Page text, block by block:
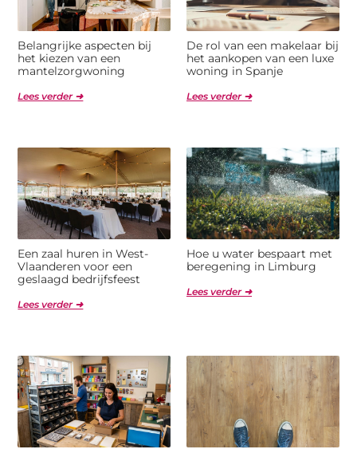
Belangrijke aspecten bij
het kiezen van een
mantelzorgwoning
Lees verder ➜
De rol van een makelaar bij
het aankopen van een luxe
woning in Spanje
Lees verder ➜
Een zaal huren in West-
Vlaanderen voor een
geslaagd bedrijfsfeest
Lees verder ➜
Hoe u water bespaart met
beregening in Limburg
Lees verder ➜